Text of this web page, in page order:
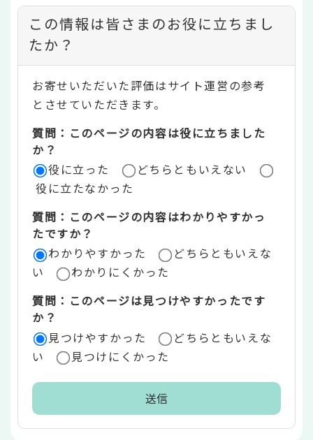
コ
ン
テ
ン
ツ
評
価
リ
ア
この情報は皆さまのお役に立ちまし
たか？
お寄せいただいた評価はサイト運営の参考
とさせていただきます。
質問：このページの内容は役に立ちました
か？
役に立った
どちらともいえない
役に立たなかった
質問：このページの内容はわかりやすかっ
たですか？
わかりやすかった
どちらともいえな
い
わかりにくかった
質問：このページは見つけやすかったです
か？
見つけやすかった
どちらともいえな
い
見つけにくかった